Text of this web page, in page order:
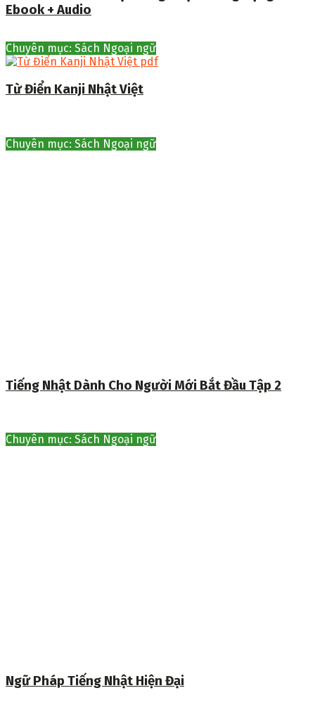
Ebook + Audio
Chuyên mục: Sách Ngoại ngữ
Từ Điển Kanji Nhật Việt
Chuyên mục: Sách Ngoại ngữ
Tiếng Nhật Dành Cho Người Mới Bắt Đầu Tập 2
Chuyên mục: Sách Ngoại ngữ
Ngữ Pháp Tiếng Nhật Hiện Đại